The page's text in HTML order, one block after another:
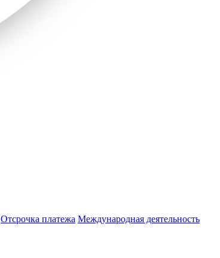
Отсрочка платежа Международная деятельность